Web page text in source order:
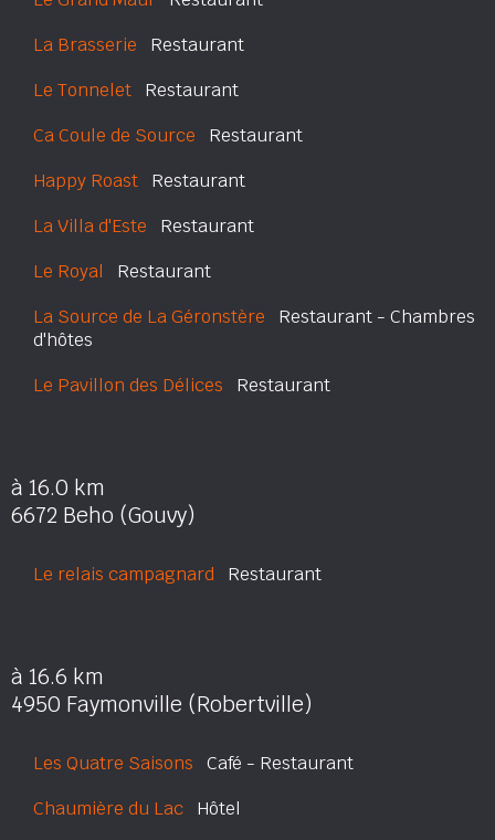
La Brasserie Restaurant
Le Tonnelet Restaurant
Ca Coule de Source Restaurant
Happy Roast Restaurant
La Villa d'Este Restaurant
Le Royal Restaurant
La Source de La Géronstère Restaurant - Chambres
d'hôtes
Le Pavillon des Délices Restaurant
à 16.0 km
6672 Beho (Gouvy)
Le relais campagnard Restaurant
à 16.6 km
4950 Faymonville (Robertville)
Les Quatre Saisons Café - Restaurant
Chaumière du Lac Hôtel